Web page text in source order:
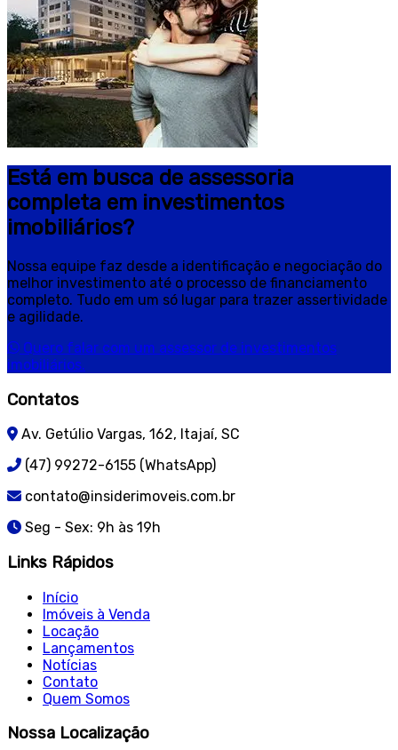
Está em busca de assessoria
completa em investimentos
imobiliários?
Nossa equipe faz desde a identificação e negociação do
melhor investimento até o processo de financiamento
completo. Tudo em um só lugar para trazer assertividade
e agilidade.
Quero falar com um assessor de investimentos
imobiliários.
Contatos
Av. Getúlio Vargas, 162, Itajaí, SC
(47) 99272-6155 (WhatsApp)
contato@insiderimoveis.com.br
Seg - Sex: 9h às 19h
Links Rápidos
Início
Imóveis à Venda
Locação
Lançamentos
Notícias
Contato
Quem Somos
Nossa Localização